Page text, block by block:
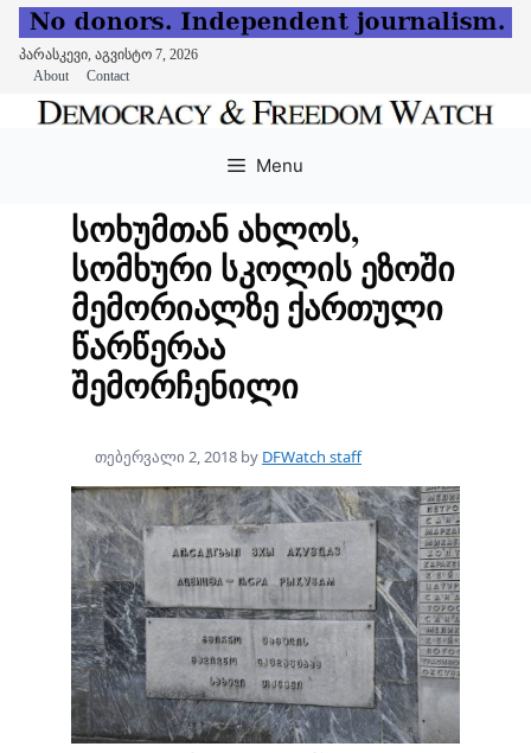
პარასკევი, აგვისტო 7, 2026
About
Contact
Menu
სოხუმთან ახლოს,
სომხური სკოლის ეზოში
მემორიალზე ქართული
წარწერაა
შემორჩენილი
თებერვალი 2, 2018 by DFWatch staff